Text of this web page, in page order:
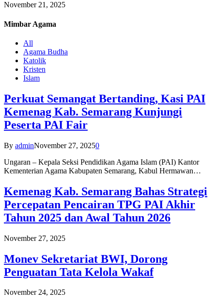
November 21, 2025
Mimbar Agama
All
Agama Budha
Katolik
Kristen
Islam
Perkuat Semangat Bertanding, Kasi PAI
Kemenag Kab. Semarang Kunjungi
Peserta PAI Fair
By adminNovember 27, 20250
Ungaran – Kepala Seksi Pendidikan Agama Islam (PAI) Kantor
Kementerian Agama Kabupaten Semarang, Kabul Hermawan…
Kemenag Kab. Semarang Bahas Strategi
Percepatan Pencairan TPG PAI Akhir
Tahun 2025 dan Awal Tahun 2026
November 27, 2025
Monev Sekretariat BWI, Dorong
Penguatan Tata Kelola Wakaf
November 24, 2025